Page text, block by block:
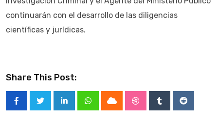
continuarán con el desarrollo de las diligencias
científicas y jurídicas.
Share This Post:
LinkedInWhatsappCloud StumbleUpon
TumblrReddit